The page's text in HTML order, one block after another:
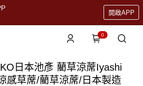
開啟APP
0
日本池彥 藺草涼蓆Iyashi
感草蓆/藺草涼蓆/日本製造